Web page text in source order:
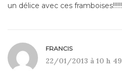
un délice avec ces framboises!!!!!!
FRANCIS
22/01/2013 à 10 h